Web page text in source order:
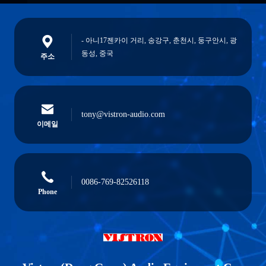
주소
- 아니17젠카이 거리, 송강구, 춘천시, 둥구안시, 광
동성, 중국
이메일
tony@vistron-audio.com
Phone
0086-769-82526118